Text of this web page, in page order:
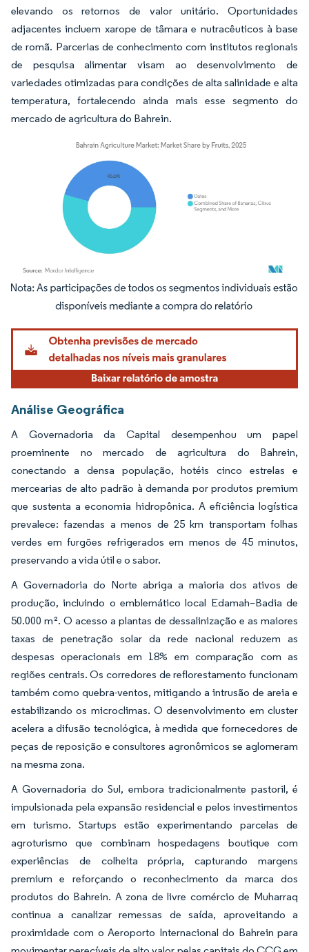
elevando os retornos de valor unitário. Oportunidades
adjacentes incluem xarope de tâmara e nutracêuticos à base
de romã. Parcerias de conhecimento com institutos regionais
de pesquisa alimentar visam ao desenvolvimento de
variedades otimizadas para condições de alta salinidade e alta
temperatura, fortalecendo ainda mais esse segmento do
mercado de agricultura do Bahrein.
Imagem © Mordor Intelligence. O reuso requer atribuição conforme CC BY 4.0.
Análise Geográfica
A Governadoria da Capital desempenhou um papel
proeminente no mercado de agricultura do Bahrein,
conectando a densa população, hotéis cinco estrelas e
mercearias de alto padrão à demanda por produtos premium
que sustenta a economia hidropônica. A eficiência logística
prevalece: fazendas a menos de 25 km transportam folhas
verdes em furgões refrigerados em menos de 45 minutos,
preservando a vida útil e o sabor.
A Governadoria do Norte abriga a maioria dos ativos de
produção, incluindo o emblemático local Edamah–Badia de
50.000 m². O acesso a plantas de dessalinização e as maiores
taxas de penetração solar da rede nacional reduzem as
despesas operacionais em 18% em comparação com as
regiões centrais. Os corredores de reflorestamento funcionam
também como quebra-ventos, mitigando a intrusão de areia e
estabilizando os microclimas. O desenvolvimento em cluster
acelera a difusão tecnológica, à medida que fornecedores de
peças de reposição e consultores agronômicos se aglomeram
na mesma zona.
A Governadoria do Sul, embora tradicionalmente pastoril, é
impulsionada pela expansão residencial e pelos investimentos
em turismo. Startups estão experimentando parcelas de
agroturismo que combinam hospedagens boutique com
experiências de colheita própria, capturando margens
premium e reforçando o reconhecimento da marca dos
produtos do Bahrein. A zona de livre comércio de Muharraq
continua a canalizar remessas de saída, aproveitando a
proximidade com o Aeroporto Internacional do Bahrein para